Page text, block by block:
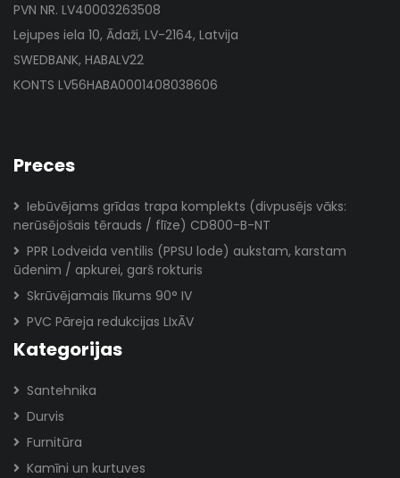
PVN NR. LV40003263508
Lejupes iela 10, Ādaži, LV-2164, Latvija
SWEDBANK, HABALV22
KONTS LV56HABA0001408038606
Preces
Iebūvējams grīdas trapa komplekts (divpusējs vāks:
nerūsējošais tērauds / flīze) CD800-B-NT
PPR Lodveida ventilis (PPSU lode) aukstam, karstam
ūdenim / apkurei, garš rokturis
Skrūvējamais līkums 90° IV
PVC Pāreja redukcijas LIxĀV
Kategorijas
Santehnika
Durvis
Furnitūra
Kamīni un kurtuves